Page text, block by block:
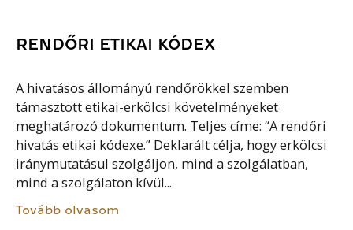
RENDŐRI ETIKAI KÓDEX
A hivatásos állományú rendőrökkel szemben
támasztott etikai-erkölcsi követelményeket
meghatározó dokumentum. Teljes címe: “A rendőri
hivatás etikai kódexe.” Deklarált célja, hogy erkölcsi
iránymutatásul szolgáljon, mind a szolgálatban,
mind a szolgálaton kívül...
Tovább olvasom